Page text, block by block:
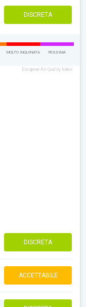
DISCRETA
MOLTO INQUINATA PESSIMA
European Air Quality Index
DISCRETA
ACCETTABILE